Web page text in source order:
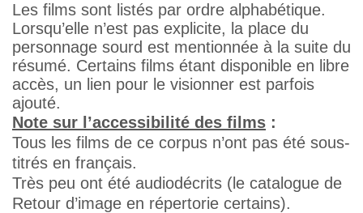
Les films sont listés par ordre alphabétique.
Lorsqu’elle n’est pas explicite, la place du
personnage sourd est mentionnée à la suite du
résumé. Certains films étant disponible en libre
accès, un lien pour le visionner est parfois
ajouté.
Note sur l’accessibilité des films :
Tous les films de ce corpus n’ont pas été sous-
titrés en français.
Très peu ont été audiodécrits (le catalogue de
Retour d’image en répertorie certains).